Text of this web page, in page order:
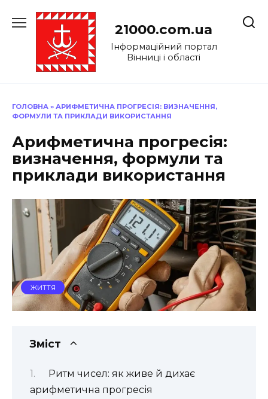
до
21000.com.ua
Інформаційний портал
Вінниці і області
ГОЛОВНА » АРИФМЕТИЧНА ПРОГРЕСІЯ: ВИЗНАЧЕННЯ,
ФОРМУЛИ ТА ПРИКЛАДИ ВИКОРИСТАННЯ
Арифметична прогресія:
визначення, формули та
приклади використання
ЖИТТЯ
Зміст
Ритм чисел: як живе й дихає
арифметична прогресія